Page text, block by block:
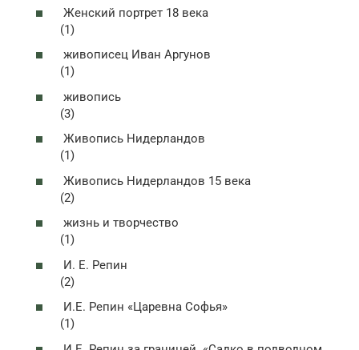
Женский портрет 18 века
(1)
живописец Иван Аргунов
(1)
живопись
(3)
Живопись Нидерландов
(1)
Живопись Нидерландов 15 века
(2)
жизнь и творчество
(1)
И. Е. Репин
(2)
И.Е. Репин «Царевна Софья»
(1)